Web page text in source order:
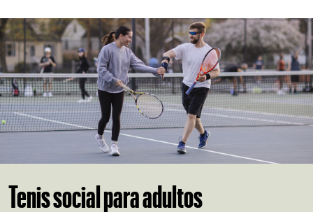
Tenis social para adultos